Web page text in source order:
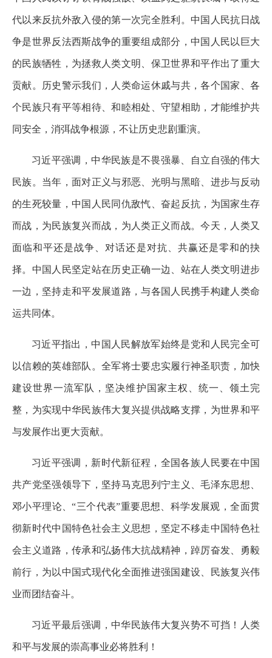
代以来反抗外敌入侵的第一次完全胜利。中国人民抗日战
争是世界反法西斯战争的重要组成部分，中国人民以巨大
的民族牺牲，为拯救人类文明、保卫世界和平作出了重大
贡献。历史警示我们，人类命运休戚与共，各个国家、各
个民族只有平等相待、和睦相处、守望相助，才能维护共
同安全，消弭战争根源，不让历史悲剧重演。
习近平强调，中华民族是不畏强暴、自立自强的伟大
民族。当年，面对正义与邪恶、光明与黑暗、进步与反动
的生死较量，中国人民同仇敌忾、奋起反抗，为国家生存
而战，为民族复兴而战，为人类正义而战。今天，人类又
面临和平还是战争、对话还是对抗、共赢还是零和的抉
择。中国人民坚定站在历史正确一边、站在人类文明进步
一边，坚持走和平发展道路，与各国人民携手构建人类命
运共同体。
习近平指出，中国人民解放军始终是党和人民完全可
以信赖的英雄部队。全军将士要忠实履行神圣职责，加快
建设世界一流军队，坚决维护国家主权、统一、领土完
整，为实现中华民族伟大复兴提供战略支撑，为世界和平
与发展作出更大贡献。
习近平强调，新时代新征程，全国各族人民要在中国
共产党坚强领导下，坚持马克思列宁主义、毛泽东思想、
邓小平理论、“三个代表”重要思想、科学发展观，全面贯
彻新时代中国特色社会主义思想，坚定不移走中国特色社
会主义道路，传承和弘扬伟大抗战精神，踔厉奋发、勇毅
前行，为以中国式现代化全面推进强国建设、民族复兴伟
业而团结奋斗。
习近平最后强调，中华民族伟大复兴势不可挡！人类
和平与发展的崇高事业必将胜利！